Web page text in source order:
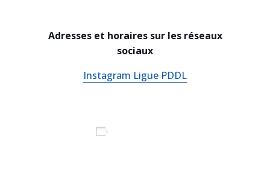
Adresses et horaires sur les réseaux
sociaux
Instagram Ligue PDDL